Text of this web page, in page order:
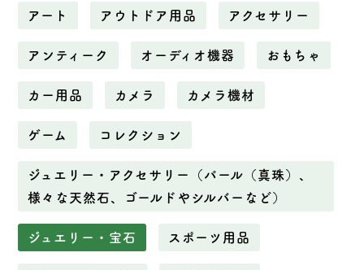
アート アウトドア用品 アクセサリー
アンティーク オーディオ機器 おもちゃ
カー用品 カメラ カメラ機材
ゲーム コレクション
ジュエリー・アクセサリー（パール（真珠）、
様々な天然石、ゴールドやシルバーなど）
ジュエリー・宝石 スポーツ用品